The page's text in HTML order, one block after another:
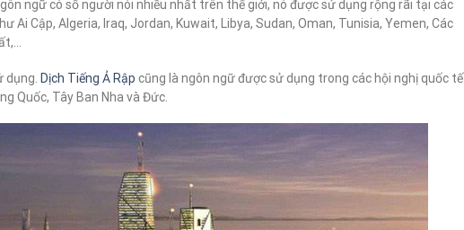
ngữ có số người nói nhiều nhất trên thế giới, nó được sử dụng rộng rãi tại các
Ai Cập, Algeria, Iraq, Jordan, Kuwait, Libya, Sudan, Oman, Tunisia, Yemen, Các
dụng. Dịch Tiếng Ả Rập cũng là ngôn ngữ được sử dụng trong các hội nghị quốc tế
Quốc, Tây Ban Nha và Đức.